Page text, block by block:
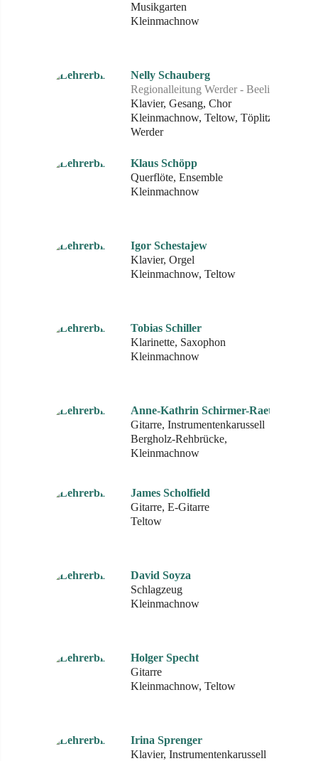
Musikgarten
Kleinmachnow
Nelly Schauberg
Regionalleitung Werder - Beelitz
Klavier, Gesang, Chor
Kleinmachnow, Teltow, Töplitz,
Werder
Klaus Schöpp
Querflöte, Ensemble
Kleinmachnow
Igor Schestajew
Klavier, Orgel
Kleinmachnow, Teltow
Tobias Schiller
Klarinette, Saxophon
Kleinmachnow
Anne-Kathrin Schirmer-Raetz
Gitarre, Instrumentenkarussell
Bergholz-Rehbrücke,
Kleinmachnow
James Scholfield
Gitarre, E-Gitarre
Teltow
David Soyza
Schlagzeug
Kleinmachnow
Holger Specht
Gitarre
Kleinmachnow, Teltow
Irina Sprenger
Klavier, Instrumentenkarussell